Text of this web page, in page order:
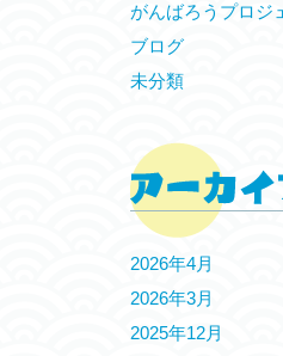
がんばろうプロジ
ブログ
未分類
2026年4月
2026年3月
2025年12月